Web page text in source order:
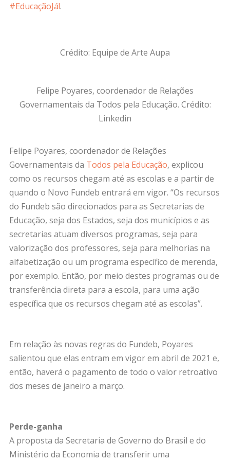
#EducaçãoJá!.
Crédito: Equipe de Arte Aupa
Felipe Poyares, coordenador de Relações
Governamentais da Todos pela Educação. Crédito:
Linkedin
Felipe Poyares, coordenador de Relações
Governamentais da Todos pela Educação, explicou
como os recursos chegam até as escolas e a partir de
quando o Novo Fundeb entrará em vigor. “Os recursos
do Fundeb são direcionados para as Secretarias de
Educação, seja dos Estados, seja dos municípios e as
secretarias atuam diversos programas, seja para
valorização dos professores, seja para melhorias na
alfabetização ou um programa específico de merenda,
por exemplo. Então, por meio destes programas ou de
transferência direta para a escola, para uma ação
específica que os recursos chegam até as escolas”.
Em relação às novas regras do Fundeb, Poyares
salientou que elas entram em vigor em abril de 2021 e,
então, haverá o pagamento de todo o valor retroativo
dos meses de janeiro a março.
Perde-ganha
A proposta da Secretaria de Governo do Brasil e do
Ministério da Economia de transferir uma